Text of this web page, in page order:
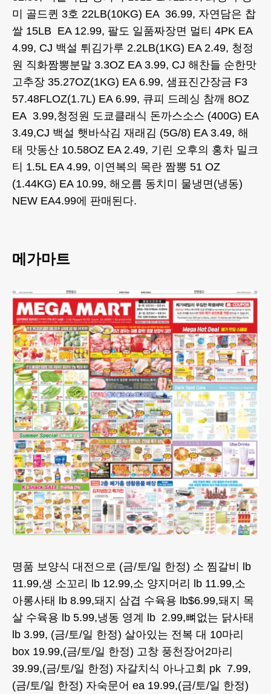
미 골드퀸 3호 22LB(10KG) EA 36.99, 자연담은 찹
쌀 15LB EA 12.99, 팔도 일품짜장면 멀티 4PK EA
4.99, CJ 백설 튀김가루 2.2LB(1KG) EA 2.49, 청정
원 직화짬뽕분말 3.3OZ EA 3.99, CJ 해찬들 순한맛
고추장 35.27OZ(1KG) EA 6.99, 샘표진간장금 F3
57.48FLOZ(1.7L) EA 6.99, 큐피 드레싱 참깨 8OZ
EA 3.99,청정원 도쿄클래식 돈까스소스 (400G) EA
3.49,CJ 백설 햇바삭김 재래김 (5G/8) EA 3.49, 해
태 맛동산 10.58OZ EA 2.49, 기린 오후의 홍차 밀크
티 1.5L EA 4.99, 이연복의 목란 짬뽕 51 OZ
(1.44KG) EA 10.99, 해오름 동치미 물냉면(냉동)
NEW EA4.99에 판매된다.
메가마트
명품 보양식 대전으로 (금/토/일 한정) 소 찜갈비 lb
11.99,생 소꼬리 lb 12.99,소 양지머리 lb 11.99,소
아롱사태 lb 8.99,돼지 삼겹 수육용 lb$6.99,돼지 목
살 수육용 lb 5.99,냉동 영계 lb 2.99,뼈없는 닭사태
lb 3.99, (금/토/일 한정) 살아있는 전복 대 10마리
box 19.99,(금/토/일 한정) 고창 풍천장어2마리
39.99,(금/토/일 한정) 자갈치식 아나고회 pk 7.99,
(금/토/일 한정) 자숙문어 ea 19.99,(금/토/일 한정)